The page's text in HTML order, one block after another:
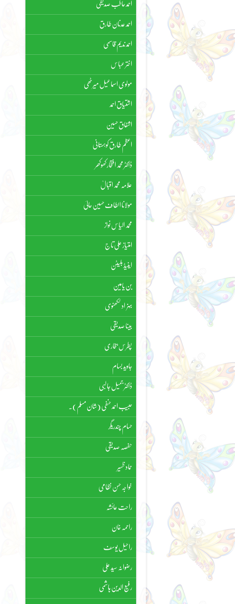
احمد حاطب صدیقی
احمد عدنان طارق
احمد ندیم قاسمی
اختر عباس
مولوی اسماعیل میرٹھی
اشتیاق احمد
اشفاق حسین
اعظم طارق کوہستانی
ڈاکٹر محمد افتخار کھوکھر
علامہ محمد اقبالؒ
مولانا الطاف حسین حالیؔ
محمد الیاس نواز
امتیاز علی تاج
اینیڈ بلیٹن
بن یامین
بہزاد لکھنوی
بینا صدیقی
پطرس بخاری
جاوید بسام
ڈاکٹر جمیل جالبی
حبیب احمد حنفی (شان مسلم)۔
حسام چندریگر
حفصہ صدیقی
حماد ظہیر
خواجہ حسن نظامی
راحت عائشہ
راحمہ خان
راحیل یوسف
رضوانہ سیّد علی
رفیع الدین ہاشمی